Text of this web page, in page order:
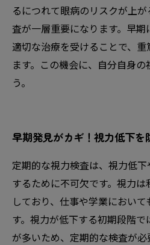
るにつれて眼病のリスクが上
査が一層重要になります。早期
適切な治療を受けることで、
ます。この機会に、自分自身
う。
早期発見がカギ！視力低下を
定期的な視力検査は、視力低
するために不可欠です。視力
しており、仕事や学業におい
す。視力が低下する初期段階
が多いため、定期的な検査が必